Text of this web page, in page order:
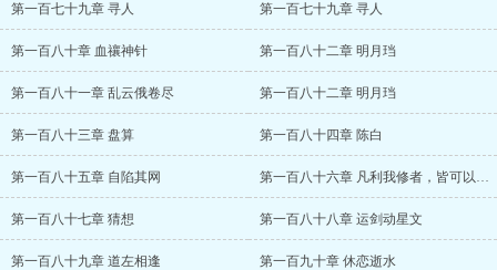
第一百七十九章 寻人 第一百七十九章 寻人
第一百八十章 血禳神针 第一百八十二章 明月珰
第一百八十一章 乱云俄卷尽 第一百八十二章 明月珰
第一百八十三章 盘算 第一百八十四章 陈白
第一百八十五章 自陷其网 第一百八十六章 凡利我修者，皆可以夺之
第一百八十七章 猜想 第一百八十八章 运剑动星文
第一百八十九章 道左相逢 第一百九十章 休恋逝水